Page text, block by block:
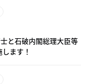
と石破内閣総理大臣等
ます！